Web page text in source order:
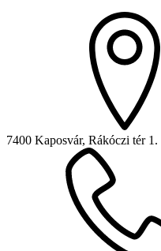
7400 Kaposvár, Rákóczi tér 1.